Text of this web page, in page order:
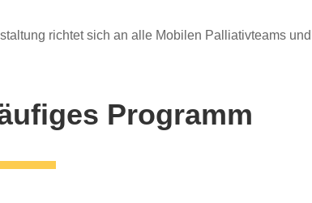
richtet sich an alle Mobilen Palliativteams
Programm